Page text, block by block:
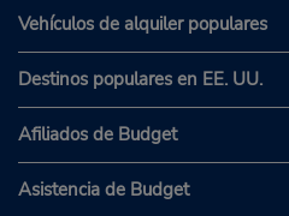
Vehículos de alquiler populares
Destinos populares en EE. UU.
Afiliados de Budget
Asistencia de Budget